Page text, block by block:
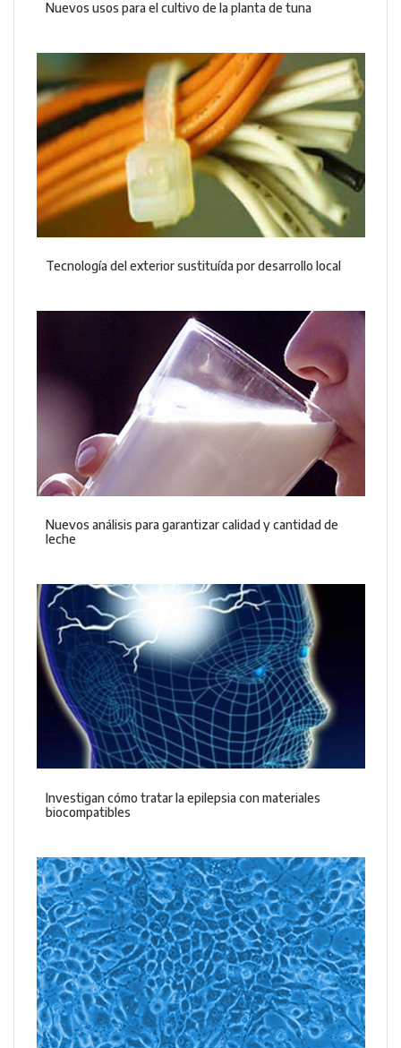
Nuevos usos para el cultivo de la planta de tuna
Tecnología del exterior sustituída por desarrollo local
Nuevos análisis para garantizar calidad y cantidad de
leche
Investigan cómo tratar la epilepsia con materiales
biocompatibles